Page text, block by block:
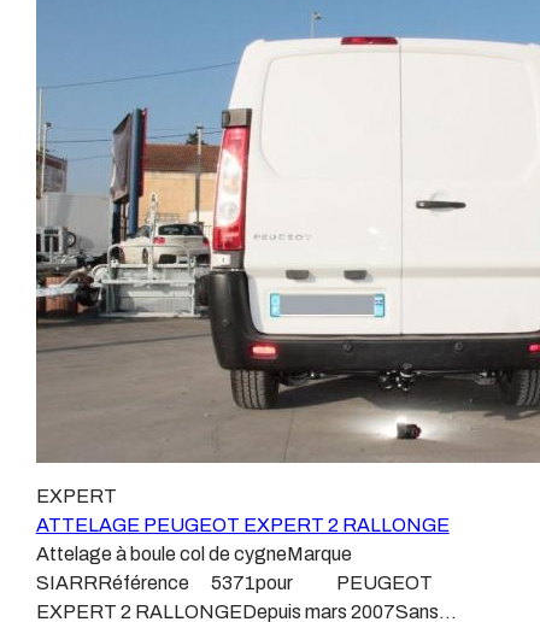
spécifiquement pour votre véhicule, se branchant aux
emplacements prévus et suivant les normes
constructeurs.En dehors de quelques rares cas, nous
ne montons jamais de faisceau appelé : adaptable,
universel, modulable, smart…., et quand nous le
faisons, s’il n’existe pas d’autre choix, nous utilisons le
plus haut de gamme du marché, le plus fiable et le plus
stable.Il faut savoir que le montage d’un faisceau non
conforme ou adaptable vous fera perdre tout recours et
toute garantie auprès du constructeur en cas de
défaillance. Ce genre de faisceau est souvent mal
monté, alimenté par les éclairages intérieurs et fait
courir de vrai risque technique à votre véhicule.Nous
n’intervenons pas sur les véhicules ayant ce type de
montage non conforme.Voilà pourquoi il est nécessaire
de confier la pose d'un attelage à un professionnel
normes, nous ne transigeons pas sur ces points.Les
différentes dénominations pour un attelage sont
:Attelage pour voiture, crochet d’attelage, boule pour
voiture, attache remorque, attache voiture, attelage
de l'attelage 22,5 kgAnhängerkupplung PEUGEOT
EXPERT Patrick Remorques se conjugue avec
ATTELAGE depuis 1968.Les temps ont changé depuis
les premiers attelages fabriqués à la demande dans
l’atelier, autour d’un poste à souder et d’un
étau.L’évolution technique et la normalisation sont
passées par là.Maintenant un attelage doit être
homologué, c’est le cas de tous les produits que nous
proposons, sans exception !Nous ne travaillons qu’avec
les marques homologuées à même d’assurer le suivi de
leurs produits :ATTELAGES
WESTFALIAATTELAGES SIARRATTELAGES
BRINKATTELAGES THULEATTELAGES
BOISNIERATTELAGES GDWATTELAGES
ARAGONLe faisceau électrique est devenu le produit le
plus technique, lui aussi est soumis à normalisation et
homologation.Le faisceau est connecté à votre
véhicule, il doit être prévu à cet effet, supporter les
vibrations et les contraintes auquel il peut être soumis.
Dans certains cas le faisceau connecté modifie la
gestion des assistances à la conduite type EPS, ABS,
EXPERT
ATTELAGE PEUGEOT EXPERT 2 RALLONGE
Attelage à boule col de cygneMarque
SIARRRéférence 5371pour PEUGEOT
EXPERT 2 RALLONGEDepuis mars 2007Sans